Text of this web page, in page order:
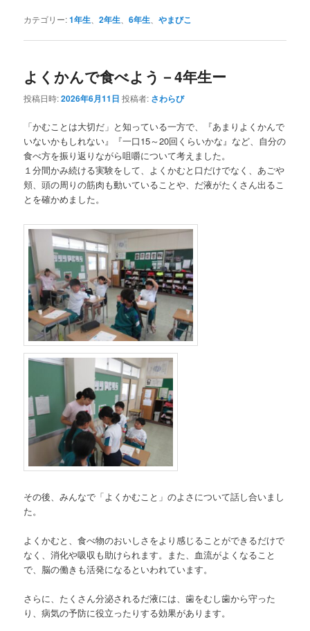
カテゴリー:1年生 、2年生 、6年生 、やまびこ
よくかんで食べよう－4年生ー
投稿日時:2026年6月11日 投稿者: さわらび
「かむことは大切だ」と知っている一方で、『あまりよくかんで
いないかもしれない』『一口15～20回くらいかな』など、自分の
食べ方を振り返りながら咀嚼について考えました。
１分間かみ続ける実験をして、よくかむと口だけでなく、あごや
頬、頭の周りの筋肉も動いていることや、だ液がたくさん出るこ
とを確かめました。
その後、みんなで「よくかむこと」のよさについて話し合いまし
た。
よくかむと、食べ物のおいしさをより感じることができるだけで
なく、消化や吸収も助けられます。また、血流がよくなること
で、脳の働きも活発になるといわれています。
さらに、たくさん分泌されるだ液には、歯をむし歯から守った
り、病気の予防に役立ったりする効果があります。